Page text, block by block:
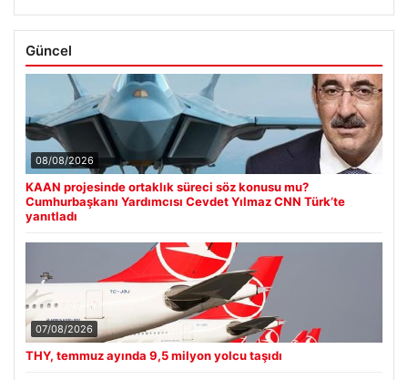
Güncel
08/08/2026
KAAN projesinde ortaklık süreci söz konusu mu?
Cumhurbaşkanı Yardımcısı Cevdet Yılmaz CNN Türk’te
yanıtladı
07/08/2026
THY, temmuz ayında 9,5 milyon yolcu taşıdı